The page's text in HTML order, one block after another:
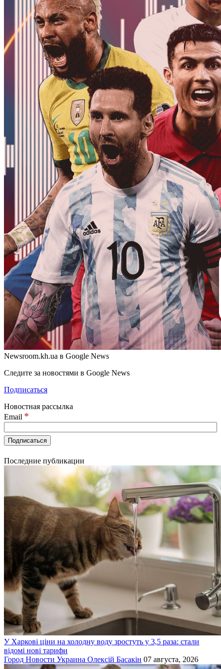
Newsroom.kh.ua в Google News
Следите за новостями в Google News
Подписаться
Новостная рассылка
Email *
Последние публикации
У Харкові ціни на холодну воду зростуть у 3,5 раза: стали
відомі нові тарифи
Город Новости Украина Олексій Басакін 07 августа, 2026